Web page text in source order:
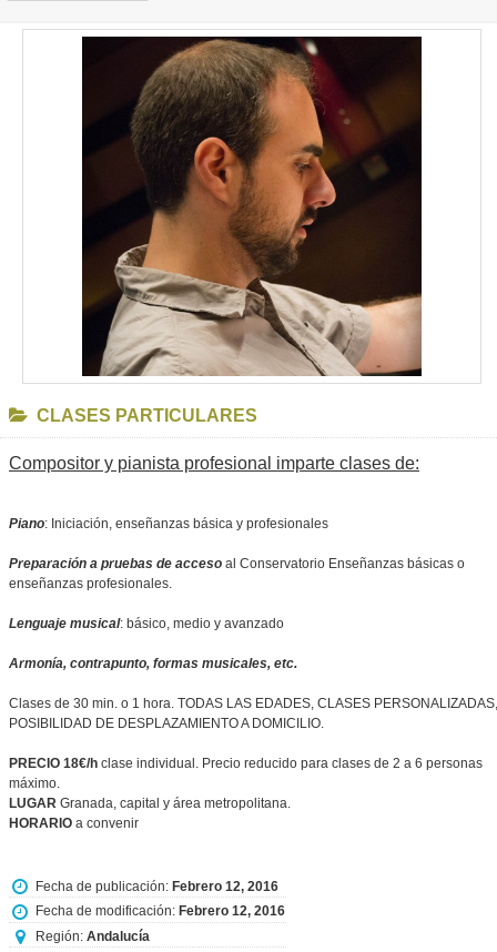
CLASES PARTICULARES
Compositor y pianista profesional imparte clases de:
Piano: Iniciación, enseñanzas básica y profesionales
Preparación a pruebas de acceso al Conservatorio Enseñanzas básicas o
enseñanzas profesionales.
Lenguaje musical: básico, medio y avanzado
Armonía, contrapunto, formas musicales, etc.
Clases de 30 min. o 1 hora. TODAS LAS EDADES, CLASES PERSONALIZADAS,
POSIBILIDAD DE DESPLAZAMIENTO A DOMICILIO.
PRECIO 18€/h clase individual. Precio reducido para clases de 2 a 6 personas
máximo.
LUGAR Granada, capital y área metropolitana.
HORARIO a convenir
Fecha de publicación: Febrero 12, 2016
Fecha de modificación: Febrero 12, 2016
Región: Andalucía